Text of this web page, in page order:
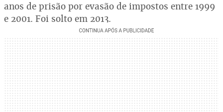
anos de prisão por evasão de impostos entre 1999
e 2001. Foi solto em 2013.